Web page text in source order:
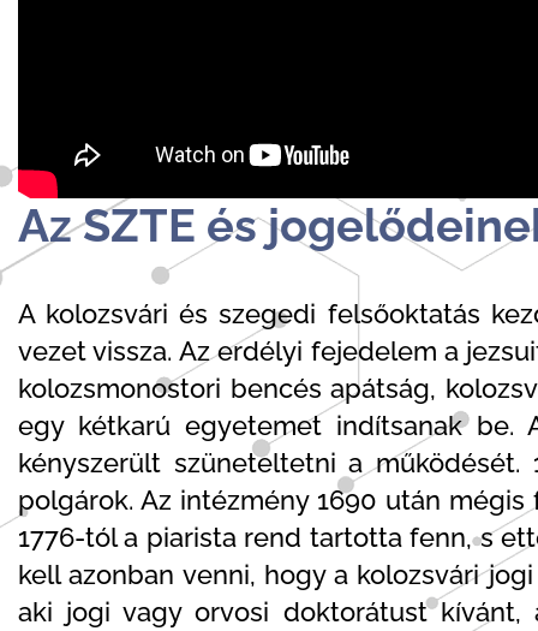
Az SZTE és
A kolozsvári és szegedi felsőoktatás
vezet vissza. Az erdélyi fejedelem a
kolozsmonostori bencés apátság,
egy kétkarú egyetemet indítsanak be.
kényszerült szüneteltetni a
polgárok. Az intézmény 1690 után
1776-tól a piarista rend tartotta fenn, s
kell azonban venni, hogy a kolozsvári
aki jogi vagy orvosi doktorátust